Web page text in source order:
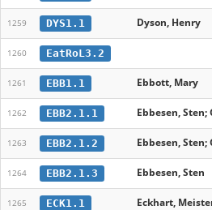
1259 DYS1.1 Dyson, Henry
1260 EatRoL3.2
1261 EBB1.1 Ebbott, Mary
1262 EBB2.1.1 Ebbesen,
1263 EBB2.1.2 Ebbesen,
1264 EBB2.1.3 Ebbesen, Sten
1265 ECK1.1 Eckhart,